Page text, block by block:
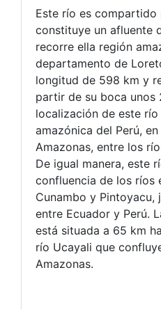
Este río es compartido
constituye un afluente
recorre ella región
departamento de
longitud de 598 km y
partir de su boca unos
localización de este río
amazónica del Perú,
Amazonas, entre los
De igual manera, este
confluencia de los ríos
Cunambo y Pintoyacu,
entre Ecuador y Perú.
está situada a 65 km
río Ucayali que
Amazonas.